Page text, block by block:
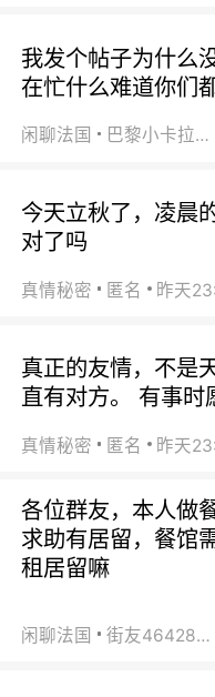
我发个帖子为什么
在忙什么难道你们
闲聊法国 巴黎小卡拉咪
今天立秋了，凌晨
对了吗
真情秘密 匿名 昨天
真正的友情，不是
直有对方。 有事时
真情秘密 匿名 昨天
各位群友，本人做
求助有居留，餐馆
租居留嘛
闲聊法国 街友46428878